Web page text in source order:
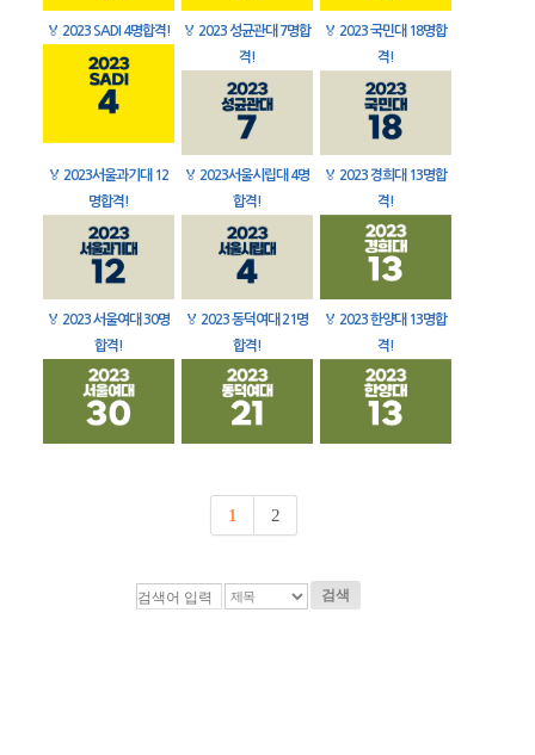
🏅 2023 SADI 4명합격! 🏅 2023 성균관대 7명합
격!
🏅 2023 국민대 18명합
격!
🏅 2023서울과기대 12
명합격!
🏅 2023서울시립대 4명
합격!
🏅 2023 경희대 13명합
격!
🏅 2023 서울여대 30명
합격!
🏅 2023 동덕여대 21명
합격!
🏅 2023 한양대 13명합
격!
1 2
검색